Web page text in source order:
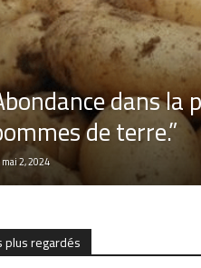
dans la
de terre.”
mai 2, 2024
plus regardés